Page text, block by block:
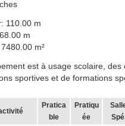
110.00 m
m
m²
est à usage scolaire, des
sportives et de formations
Pratica
ble
Pratiqu
ée